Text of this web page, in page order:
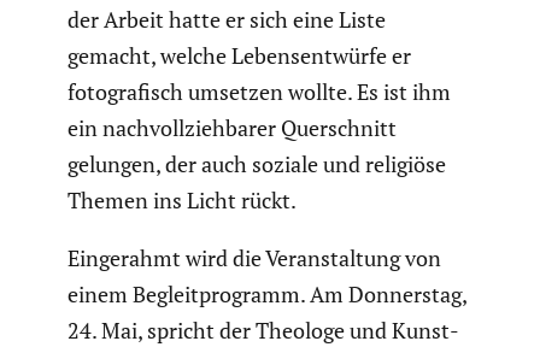
der Arbeit hatte er sich eine Liste
gemacht, welche Lebens­ent­würfe er
fotogra­fisch umsetzen wollte. Es ist ihm
ein nachvoll­zieh­barer Querschnitt
gelungen, der auch soziale und religiöse
Themen ins Licht rückt.
Einge­rahmt wird die Veran­stal­tung von
einem Begleit­pro­gramm. Am Donnerstag,
24. Mai, spricht der Theologe und Kunst­